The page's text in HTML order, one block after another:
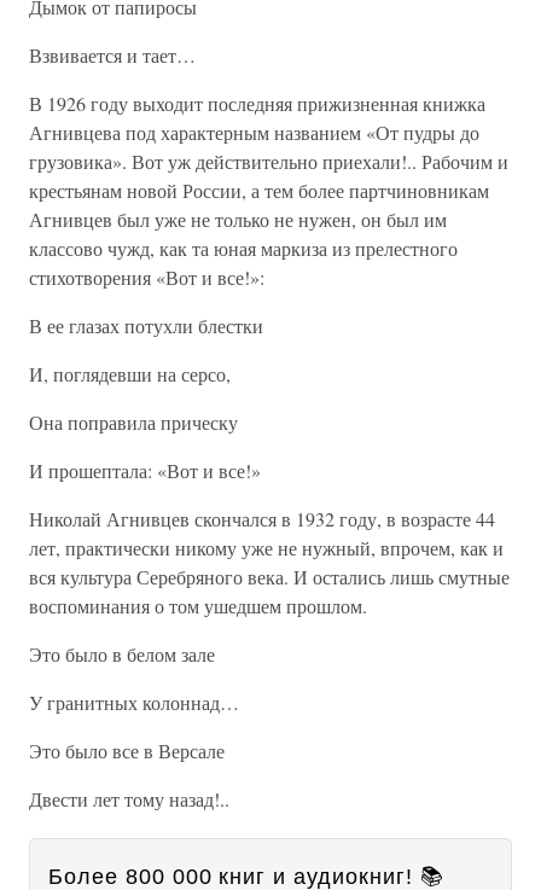
Дымок от папиросы
Взвивается и тает…
В 1926 году выходит последняя прижизненная книжка
Агнивцева под характерным названием «От пудры до
грузовика». Вот уж действительно приехали!.. Рабочим и
крестьянам новой России, а тем более партчиновникам
Агнивцев был уже не только не нужен, он был им
классово чужд, как та юная маркиза из прелестного
стихотворения «Вот и все!»:
В ее глазах потухли блестки
И, поглядевши на серсо,
Она поправила прическу
И прошептала: «Вот и все!»
Николай Агнивцев скончался в 1932 году, в возрасте 44
лет, практически никому уже не нужный, впрочем, как и
вся культура Серебряного века. И остались лишь смутные
воспоминания о том ушедшем прошлом.
Это было в белом зале
У гранитных колоннад…
Это было все в Версале
Двести лет тому назад!..
Более 800 000 книг и аудиокниг! 📚